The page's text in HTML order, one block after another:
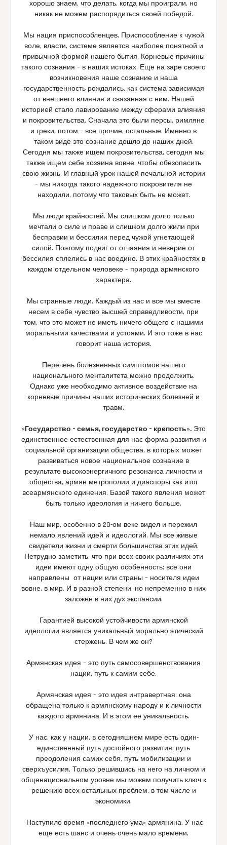
хорошо знаем, что делать, когда мы проиграли, но
никак не можем распорядиться своей победой.
Мы нация приспособленцев. Приспособление к чужой
воле, власти, системе является наиболее понятной и
привычной формой нашего бытия. Корневые причины
такого сознания – в наших истоках. Еще на заре своего
возникновения наше сознание и наша
государственность рождались, как система зависимая
от внешнего влияния и связанная с ним. Нашей
историей стало лавирование между сферами влияния
и покровительства. Сначала это были персы, римляне
и греки, потом – все прочие, остальные. Именно в
таком виде это сознание дошло до наших дней.
Сегодня мы также ищем покровительства, сегодня мы
также ищем себе хозяина вовне, чтобы обезопасить
свою жизнь. И главный урок нашей печальной истории
– мы никогда такого надежного покровителя не
находили, потому что таковых быть не может.
Мы люди крайностей. Мы слишком долго только
мечтали о силе и праве и слишком долго жили при
бесправии и бессилии перед чужой угнетающей
силой. Поэтому подвиг от отчаяния и неверие от
бессилия сплелись в нас воедино. В этих крайностях в
каждом отдельном человеке – природа армянского
характера.
Мы странные люди. Каждый из нас и все мы вместе
несем в себе чувство высшей справедливости, при
том, что это может не иметь ничего общего с нашими
моральными качествами и устоями. И это тоже в нас
говорит наша история.
Перечень болезненных симптомов нашего
национального менталитета можно продолжить.
Однако уже необходимо активное воздействие на
корневые причины наших исторических болезней и
травм.
«Государство – семья, государство – крепость». Это
единственное естественная для нас форма развития и
социальной организации общества, в которых может
развиваться новое национальное сознание в
результате высокоэнергичного резонанса личности и
общества, армян метрополии и диаспоры как итог
всеармянского единения. Базой такого явления может
быть только идеология и ничего больше.
Наш мир, особенно в 20-ом веке видел и пережил
немало явлений идей и идеологий. Мы все живые
свидетели жизни и смерти большинства этих идей.
Нетрудно заметить, что при всех своих различиях эти
идеи имеют одну общую особенность: все они
направлены от нации или страны – носителя идеи
вовне, в мир. И в разной степени, но непременно в них
заложен в них дух экспансии.
Гарантией высокой устойчивости армянской
идеологии является уникальный морально-этический
стержень. В чем же он?
Армянская идея – это путь самосовершенствования
нации, путь к самим себе.
Армянская идея – это идея интравертная: она
обращена только к армянскому народу и к личности
каждого армянина. И в этом ее уникальность.
У нас, как у нации, в сегодняшнем мире есть один-
единственный путь достойного развития: путь
преодоления самих себя, путь мобилизации и
сверхъусилия. Только решившись на него на личном и
общенациональном уровне мы можем получить ключ к
решению всех остальных проблем, в том числе и
экономики.
Наступило время «последнего ума» армянина. У нас
еще есть шанс и очень-очень мало времени.